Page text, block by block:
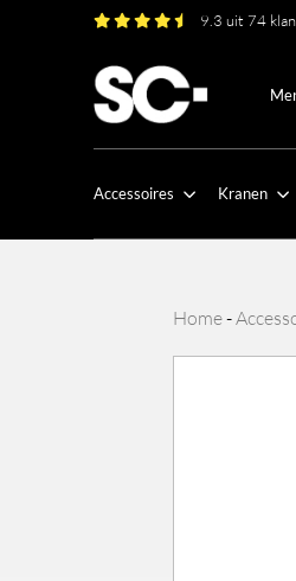
9.3 uit 74
Accessoires Kranen
Home-